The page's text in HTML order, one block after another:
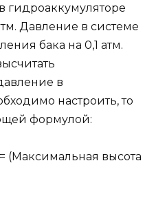
гидроаккумуляторе
Давление в системе
бака на 0,1 атм.
в
настроить, то
формулой:
(Максимальная высота